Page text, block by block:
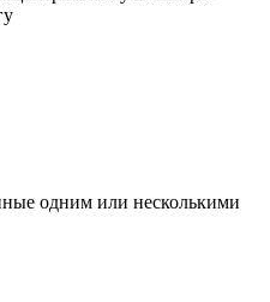
одним или несколькими